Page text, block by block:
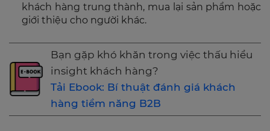
khách hàng trung thành, mua lại sản phẩm hoặc
giới thiệu cho người khác.
Bạn gặp khó khăn trong việc thấu hiểu
insight khách hàng?
Tải Ebook: Bí thuật đánh giá khách
hàng tiềm năng B2B